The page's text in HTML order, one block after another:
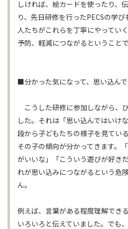
しければ、絵カードを使ったり、
り、先日研修を行ったPECSの学
人たちがこれらを丁寧にやってい
予防、軽減につながるということで
■分かった気になって、思い込ん
こうした研修に参加しながら、
した。それは「思い込んではいけ
段から子どもたちの様子を見てい
その子の傾向が分かってきます。
がいいな」「こういう遊びが好き
れが思い込みにつながるという危
ん。
例えば、言葉がある程度理解でき
いろいろと伝えていました。でも